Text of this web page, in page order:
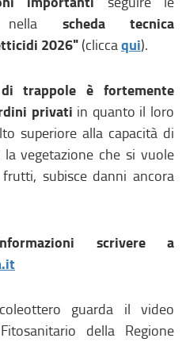
nella scheda tecnica
2026" (clicca qui).
di trappole è fortemente
privati in quanto il loro
superiore alla capacità di
vegetazione che si vuole
subisce danni ancora
scrivere a
guarda il video
della Regione